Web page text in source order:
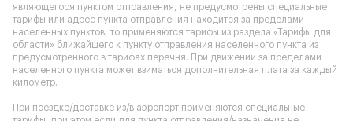
являющегося пунктом отправления, не предусмотрены специальные
тарифы или адрес пункта отправления находится за пределами
населенных пунктов, то применяются тарифы из раздела «Тарифы для
области» ближайшего к пункту отправления населенного пункта из
предусмотренного в тарифах перечня. При движении за пределами
населенного пункта может взиматься дополнительная плата за каждый
километр.
При поездке/доставке из/в аэропорт применяются специальные